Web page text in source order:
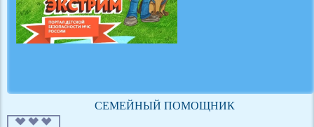
СЕМЕЙНЫЙ ПОМОЩНИК